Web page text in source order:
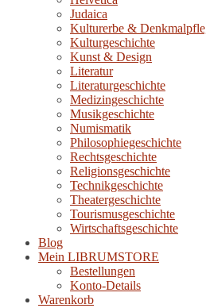
Judaica
Kulturerbe &
Kulturgeschichte
Kunst & Design
Literatur
Literaturgeschichte
Medizingeschichte
Musikgeschichte
Numismatik
Philosophiegeschichte
Rechtsgeschichte
Religionsgeschichte
Technikgeschichte
Theatergeschichte
Tourismusgeschichte
Wirtschaftsgeschichte
Blog
Mein LIBRUMSTORE
Bestellungen
Konto-Details
Warenkorb